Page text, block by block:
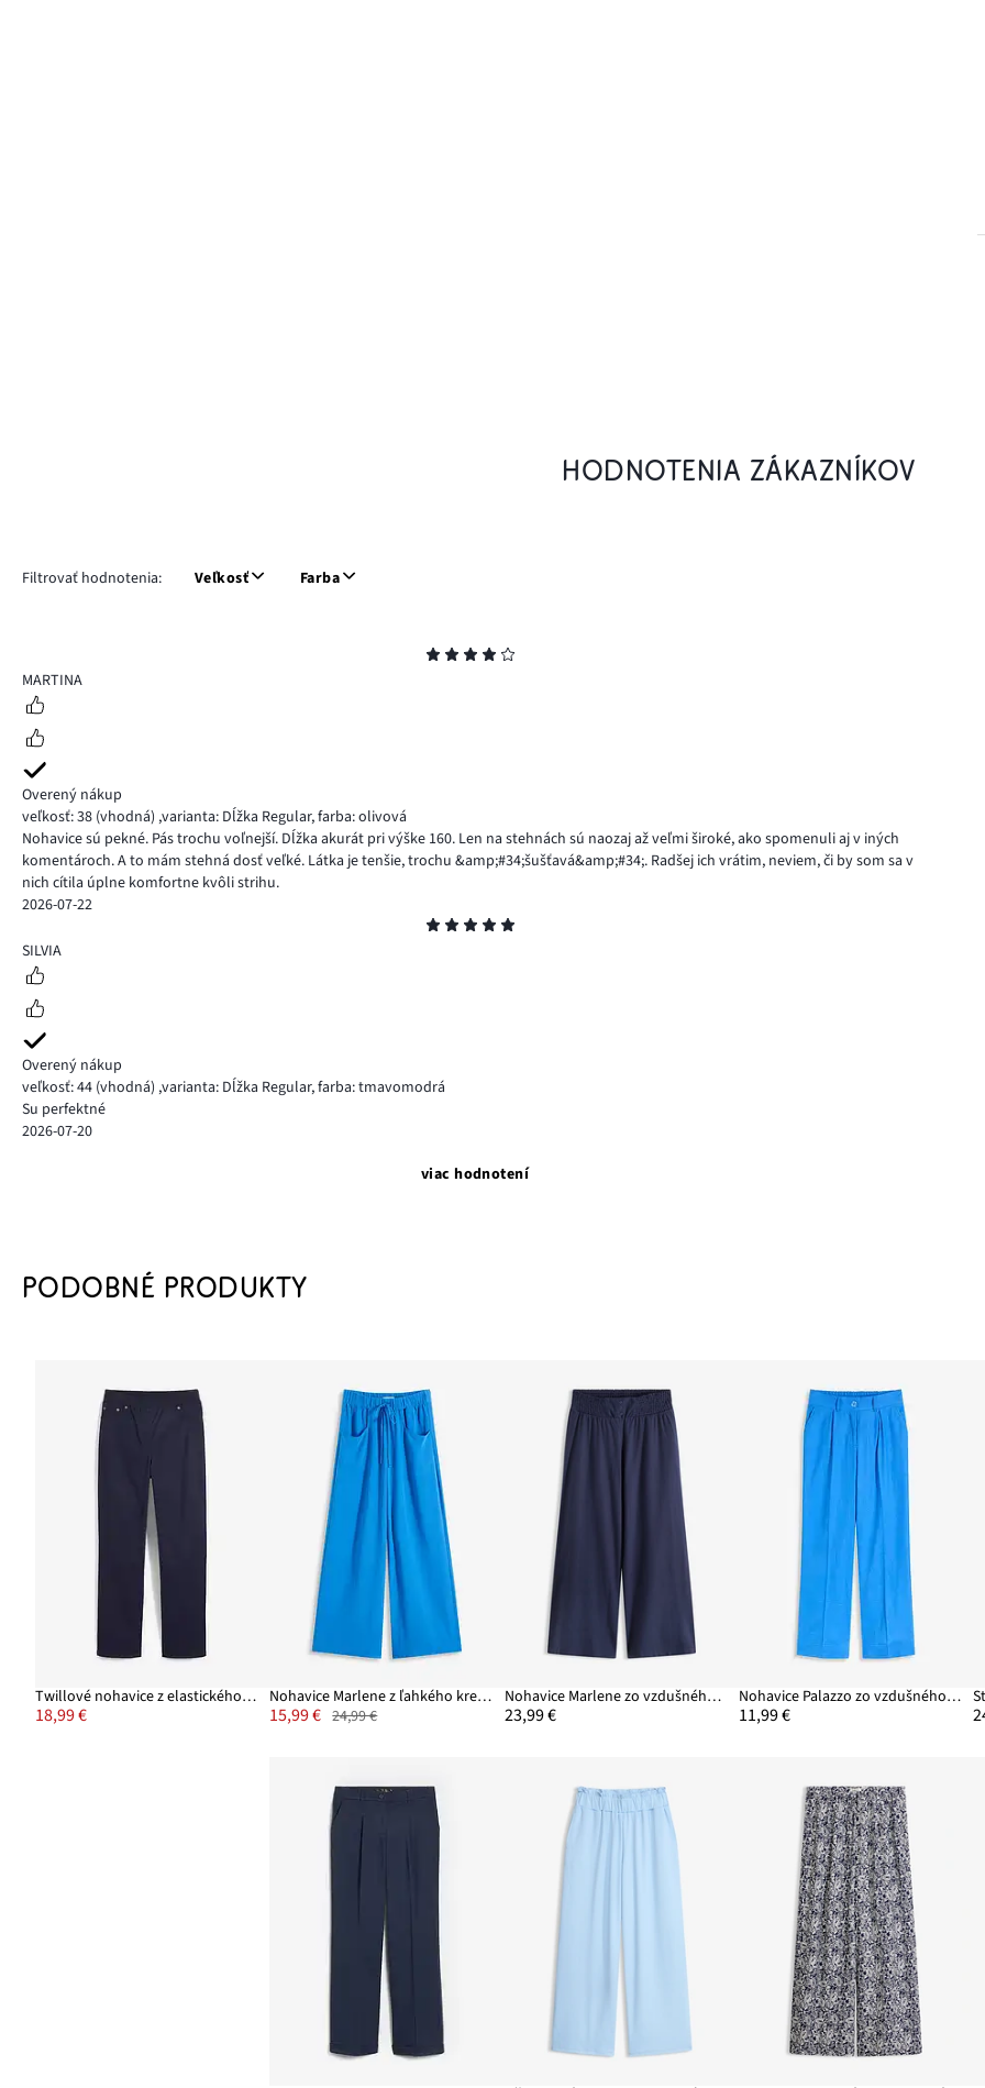
HODNOTENIA ZÁKAZNÍKOV
Filtrovať hodnotenia: Veľkosť Farba
4
MARTINA
Overený nákup
veľkosť: 38 (vhodná) ,varianta: Dĺžka Regular,farba: olivová
Nohavice sú pekné. Pás trochu voľnejší. Dĺžka akurát pri výške 160. Len na stehnách sú naozaj až veľmi široké, ako spomenuli aj v iných
komentároch. A to mám stehná dosť veľké. Látka je tenšie, trochu &amp;#34;šušťavá&amp;#34;. Radšej ich vrátim, neviem, či by som sa v
nich cítila úplne komfortne kvôli strihu.
2026-07-22
5
SILVIA
Overený nákup
veľkosť: 44 (vhodná) ,varianta: Dĺžka Regular,farba: tmavomodrá
Su perfektné
2026-07-20
viac hodnotení
PODOBNÉ PRODUKTY
Twillové nohavice z elastického bavlneného mixu
18,99 €
Nohavice Marlene z ľahkého krepu
15,99 € 24,99 €
Nohavice Marlene zo vzdušného pláteného mixu
23,99 €
Nohavice Palazzo zo vzdušného pláteného mixu
11,99 €